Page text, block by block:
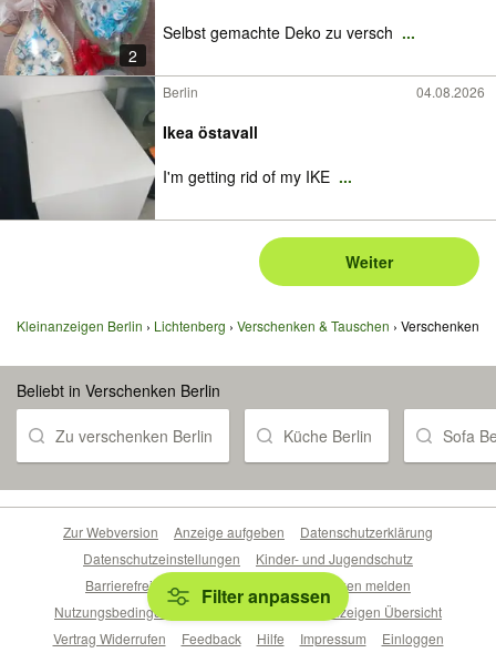
2
Selbst gemachte Deko zu versch ...
Berlin 04.08.2026
Ikea östavall
I'm getting rid of my IKE ...
Weiter
Kleinanzeigen Berlin Lichtenberg Verschenken & Tauschen Verschenken
Beliebt in Verschenken Berlin
Zu verschenken Berlin Küche Berlin Sofa
Filter anpassen
Zur Webversion Anzeige aufgeben
Datenschutzerklärung
Datenschutzeinstellungen
Kinder- und Jugendschutz
Barrierefreiheitserklärung
Sicherheitslücken melden
Nutzungsbedingungen
Beliebte Suchen
Anzeigen Übersicht
Vertrag Widerrufen
Feedback Hilfe Impressum Einloggen